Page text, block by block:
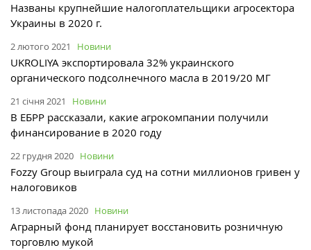
Названы крупнейшие налогоплательщики агросектора
Украины в 2020 г.
2 лютого 2021 Новини
UKROLIYA экспортировала 32% украинского
органического подсолнечного масла в 2019/20 МГ
21 січня 2021 Новини
В ЕБРР рассказали, какие агрокомпании получили
финансирование в 2020 году
22 грудня 2020 Новини
Fozzy Group выиграла суд на сотни миллионов гривен у
налоговиков
13 листопада 2020 Новини
Аграрный фонд планирует восстановить розничную
торговлю мукой